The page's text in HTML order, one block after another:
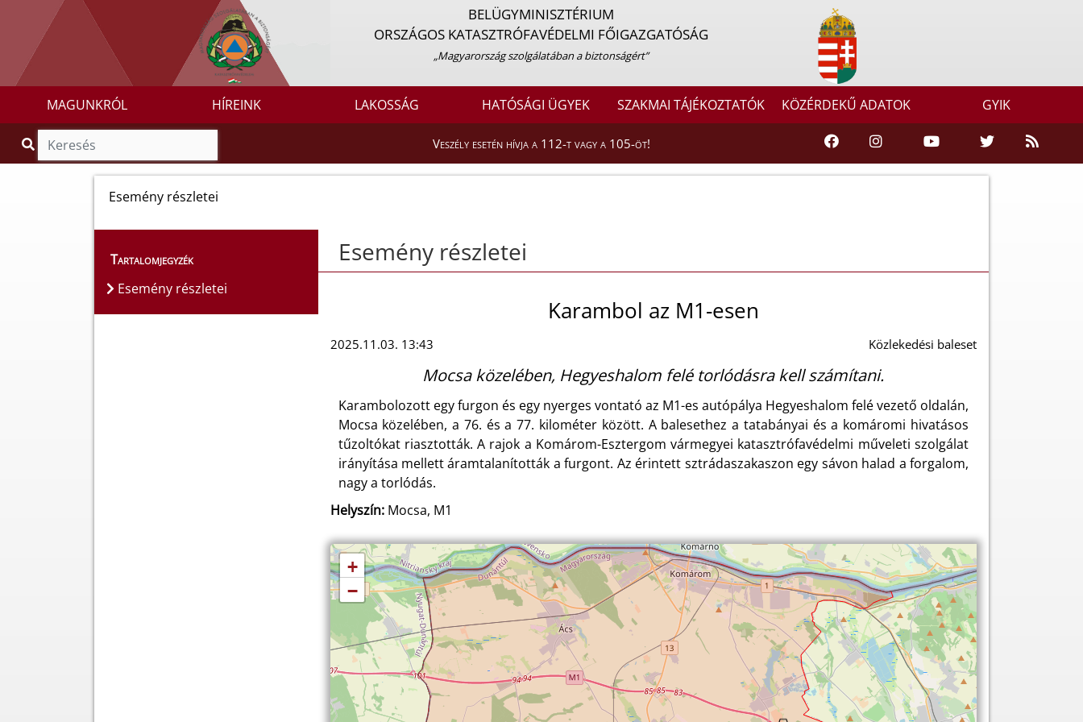
BELÜGYMINISZTÉRIUM
ORSZÁGOS KATASZTRÓFAVÉDELMI FŐIGAZGATÓSÁG
„Magyarország szolgálatában a biztonságért”
MAGUNKRÓL HÍREINK LAKOSSÁG HATÓSÁGI ÜGYEK SZAKMAI TÁJÉKOZTATÓK KÖZÉRDEKŰ ADATOK GYIK
Veszély esetén hívja a 112-t vagy a 105-öt!
Esemény részletei
Tartalomjegyzék
Esemény részletei
Esemény részletei
Karambol az M1-esen
2025.11.03. 13:43 Közlekedési baleset
Mocsa közelében, Hegyeshalom felé torlódásra kell számítani.
Karambolozott egy furgon és egy nyerges vontató az M1-es autópálya Hegyeshalom felé vezető oldalán,
Mocsa közelében, a 76. és a 77. kilométer között. A balesethez a tatabányai és a komáromi hivatásos
tűzoltókat riasztották. A rajok a Komárom-Esztergom vármegyei katasztrófavédelmi műveleti szolgálat
irányítása mellett áramtalanították a furgont. Az érintett sztrádaszakaszon egy sávon halad a forgalom,
nagy a torlódás.
Helyszín:Mocsa, M1
+
−